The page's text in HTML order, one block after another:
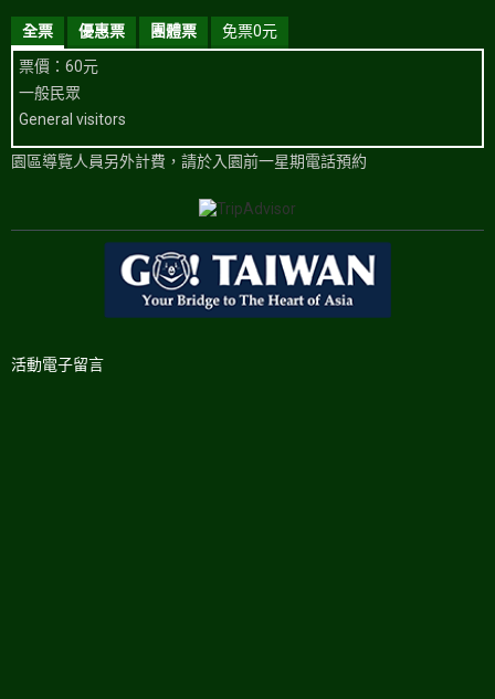
全票 優惠票 團體票
免票0元
票價：60元
一般民眾
General visitors
園區導覽人員另外計費，請於入園前一星期電話預約
活動電子留言